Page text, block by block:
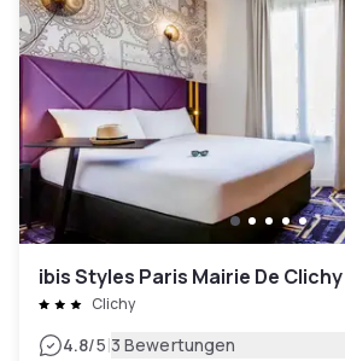
ibis Styles Paris Mairie De Clichy
Clichy
4.8/5|3 Bewertungen